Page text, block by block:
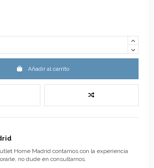
Añadir al carrito
Home Madrid contamos con la experiencia
no dude en consultarnos.